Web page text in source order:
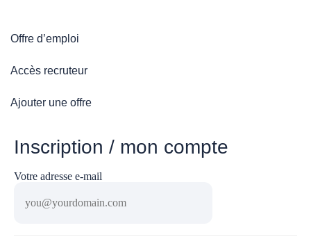
Offre d’emploi
Accès recruteur
Ajouter une offre
Inscription / mon compte
Votre adresse e-mail